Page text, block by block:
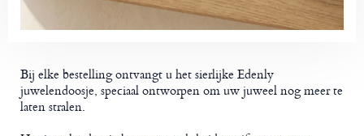
Bij elke bestelling ontvangt u het sierlijke Edenly
juwelendoosje, speciaal ontworpen om uw juweel nog meer te
laten stralen.